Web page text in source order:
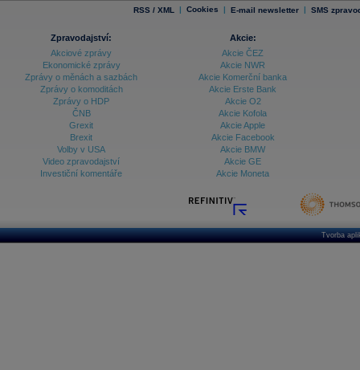
RSS / XML | Cookies | E-mail newsletter | SMS
Zpravodajství:
Akciové zprávy
Ekonomické zprávy
Zprávy o měnách a sazbách
Zprávy o komoditách
Zprávy o HDP
ČNB
Grexit
Brexit
Volby v USA
Video zpravodajství
Investiční komentáře
Akcie:
Akcie ČEZ
Akcie NWR
Akcie Komerční banka
Akcie Erste Bank
Akcie O2
Akcie Kofola
Akcie Apple
Akcie Facebook
Akcie BMW
Akcie GE
Akcie Moneta
Tvorba